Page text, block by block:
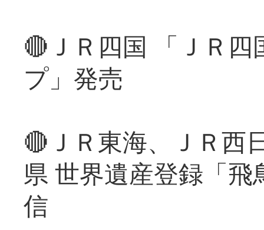
🔴ＪＲ四国 「ＪＲ
プ」発売
🔴ＪＲ東海、ＪＲ西
県 世界遺産登録「
信